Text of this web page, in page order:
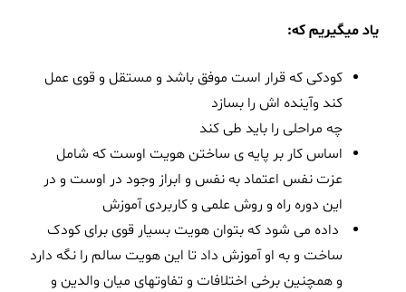
یاد میگیریم که:
کودکی که قرار است موفق باشد و مستقل و قوی عمل
کند وآینده اش را بسازد
چه مراحلی را باید طی کند
اساس کار بر پایه ی ساختن هویت اوست که شامل
عزت نفس اعتماد به نفس و ابراز وجود در اوست و در
این دوره راه و روش علمی و کاربردی آموزش
داده می شود که بتوان هویت بسیار قوی برای کودک
ساخت و به او آموزش داد تا این هویت سالم را نگه دارد
و همچنین برخی اختلافات و تفاوتهای میان والدین و